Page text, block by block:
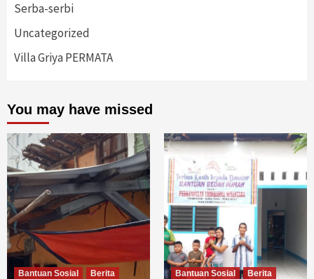
Serba-serbi
Uncategorized
Villa Griya PERMATA
You may have missed
Bantuan Sosial Berita Bantuan Sosial Berita